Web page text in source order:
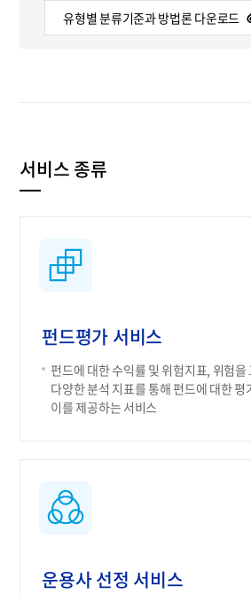
유형별 분류기준과 방법론 다운로드
서비스 종류
펀드평가 서비스
펀드에 대한 수익률 및 위험지표, 위험
다양한 분석 지표를 통해 펀드에 대한 평
이를 제공하는 서비스
운용사 선정 서비스